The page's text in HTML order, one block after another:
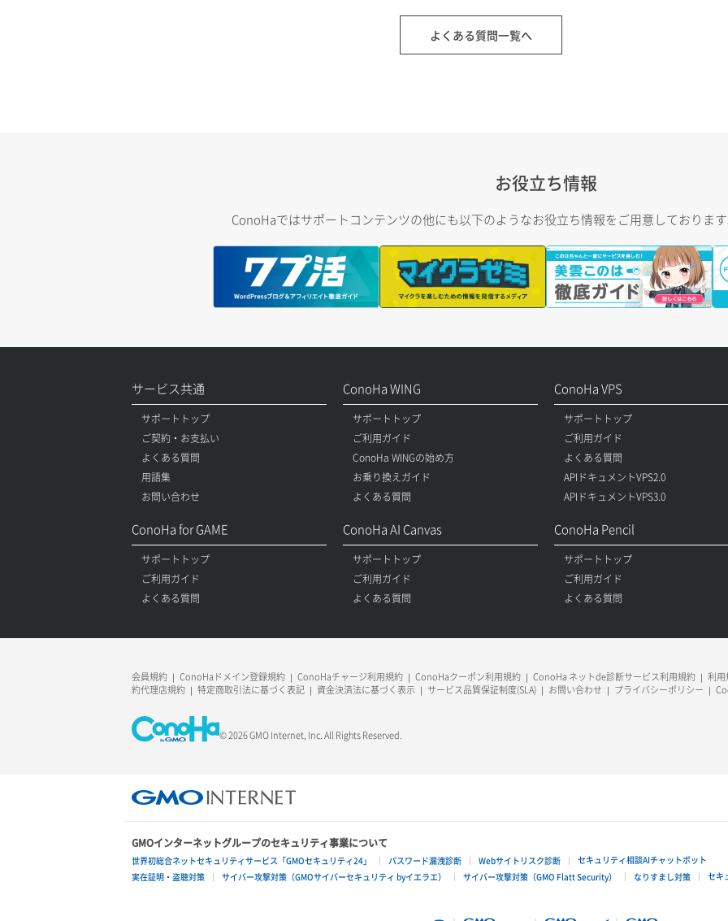
よくある質問一覧へ
お役立ち情報
ConoHaではサポートコンテンツの他にも以下のようなお役立ち情報をご用意しております
サービス共通
サポートトップ
ご契約・お支払い
よくある質問
用語集
お問い合わせ
ConoHa WING
サポートトップ
ご利用ガイド
ConoHa WINGの始め方
お乗り換えガイド
よくある質問
ConoHa VPS
サポートトップ
ご利用ガイド
よくある質問
APIドキュメントVPS2.0
APIドキュメントVPS3.0
ConoHa for GAME
サポートトップ
ご利用ガイド
よくある質問
ConoHa AI Canvas
サポートトップ
ご利用ガイド
よくある質問
ConoHa Pencil
サポートトップ
ご利用ガイド
よくある質問
会員規約 ConoHaドメイン登録規約 ConoHaチャージ利用規約 ConoHaクーポン利用規約 ConoHa ネットde診断サービス利用規約 利用
約代理店規約
特定商取引法に基づく表記 資金決済法に基づく表示 サービス品質保証制度(SLA) お問い合わせ プライバシーポリシー
© 2026 GMO Internet, Inc. All Rights Reserved.
GMOインターネットグループのセキュリティ事業について
世界初総合ネットセキュリティサービス「GMOセキュリティ24」 パスワード漏洩診断 Webサイトリスク診断
セキュリティ相談AIチャットボット
実在証明・盗聴対策
サイバー攻撃対策（GMOサイバーセキュリティ byイエラエ） サイバー攻撃対策（GMO Flatt Security） なりすまし対策 セキ